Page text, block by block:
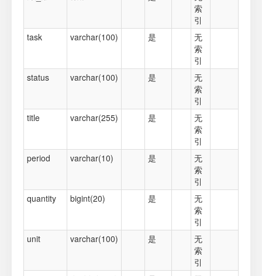
索
引
task
varchar(100) 是
无
索
引
status
varchar(100) 是
无
索
引
title
varchar(255) 是
无
索
引
period
varchar(10) 是
无
索
引
quantity
bigint(20) 是
无
索
引
unit
varchar(100) 是
无
索
引